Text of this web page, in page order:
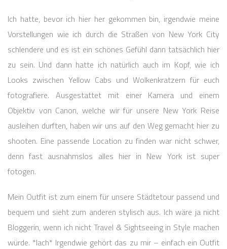
Ich hatte, bevor ich hier her gekommen bin, irgendwie meine
Vorstellungen wie ich durch die Straßen von New York City
schlendere und es ist ein schönes Gefühl dann tatsächlich hier
zu sein. Und dann hatte ich natürlich auch im Kopf, wie ich
Looks zwischen Yellow Cabs und Wolkenkratzern für euch
fotografiere. Ausgestattet mit einer Kamera und einem
Objektiv von Canon, welche wir für unsere New York Reise
ausleihen durften, haben wir uns auf den Weg gemacht hier zu
shooten. Eine passende Location zu finden war nicht schwer,
denn fast ausnahmslos alles hier in New York ist super
fotogen.
Mein Outfit ist zum einem für unsere Städtetour passend und
bequem und sieht zum anderen stylisch aus. Ich wäre ja nicht
Bloggerin, wenn ich nicht Travel & Sightseeing in Style machen
würde. *lach* Irgendwie gehört das zu mir – einfach ein Outfit